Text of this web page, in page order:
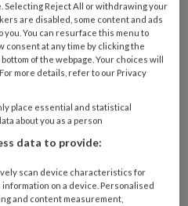
het
voor e-mails
en
worden toegevoegd aan
met onsprivacy statement
Selecting Reject All or withdrawing your
are disabled, some content and ads
you. You can resurface this menu to
consent at any time by clicking the
of the webpage. Your choices will
more details, refer to our Privacy
place essential and statistical
about you as a person
data to provide:
scan device characteristics for
on a device. Personalised
and content measurement,